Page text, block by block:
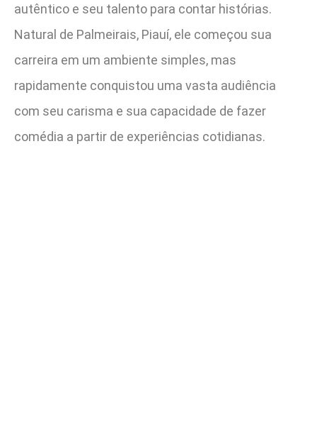
autêntico e seu talento para contar histórias.
Natural de Palmeirais, Piauí, ele começou sua
carreira em um ambiente simples, mas
rapidamente conquistou uma vasta audiência
com seu carisma e sua capacidade de fazer
comédia a partir de experiências cotidianas.